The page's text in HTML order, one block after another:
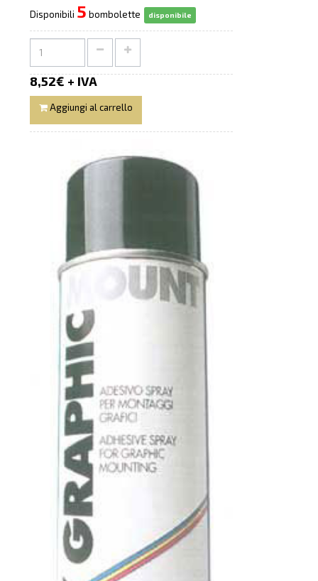
Disponibili 5 bombolette disponibile
8,52€ + IVA
Aggiungi al carrello